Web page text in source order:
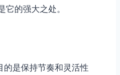
它的强大之处。
是保持节奏和灵活性